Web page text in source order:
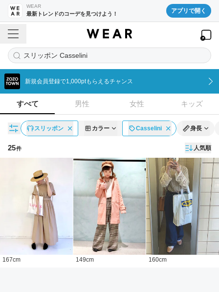
WEAR
最新トレンドのコーデを見つけよう！ アプリで開く
スリッポン Casselini
新規会員登録で1,000ptもらえるチャンス
すべて 男性 女性 キッズ
スリッポン カラー Casselini 身長
25件 人気順
167cm 149cm 160cm